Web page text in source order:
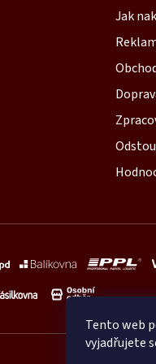
Tento web
vyjadřujete
Jak